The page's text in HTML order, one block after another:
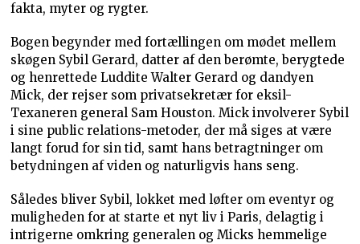
fakta, myter og rygter.
Bogen begynder med fortællingen om mødet mellem
skøgen Sybil Gerard, datter af den berømte, berygtede
og henrettede Luddite Walter Gerard og dandyen
Mick, der rejser som privatsekretær for eksil-
Texaneren general Sam Houston. Mick involverer Sybil
i sine public relations-metoder, der må siges at være
langt forud for sin tid, samt hans betragtninger om
betydningen af viden og naturligvis hans seng.
Således bliver Sybil, lokket med løfter om eventyr og
muligheden for at starte et nyt liv i Paris, delagtig i
intrigerne omkring generalen og Micks hemmelige